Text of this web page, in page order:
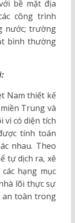
bề mặt địa
công trình
nước; trường
bình thường
Nam thiết kế
Trung và
vì có diện tích
tính toán
nhau. Theo
tự dịch ra, xê
hạng mục
lõi thực sự
an toàn trong